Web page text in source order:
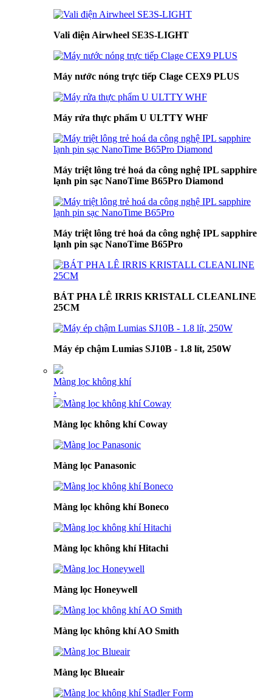
Vali điện Airwheel SE3S-LIGHT
Máy nước nóng trực tiếp Clage CEX9 PLUS
Máy rửa thực phẩm U ULTTY WHF
Máy triệt lông trẻ hoá da công nghệ IPL sapphire
lạnh pin sạc NanoTime B65Pro Diamond
Máy triệt lông trẻ hoá da công nghệ IPL sapphire
lạnh pin sạc NanoTime B65Pro
BÁT PHA LÊ IRRIS KRISTALL CLEANLINE
25CM
Máy ép chậm Lumias SJ10B - 1.8 lít, 250W
Màng lọc không khí
›
Màng lọc không khí Coway
Màng lọc Panasonic
Màng lọc không khí Boneco
Màng lọc không khí Hitachi
Màng lọc Honeywell
Màng lọc không khí AO Smith
Màng lọc Blueair